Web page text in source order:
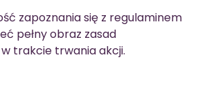
zapoznania się z regulaminem
pełny obraz zasad
trakcie trwania akcji.